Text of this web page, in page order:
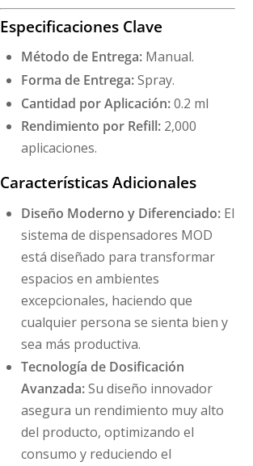
Especificaciones Clave
Método de Entrega:Manual.
Forma de Entrega:Spray.
Cantidad por Aplicación:0.2 ml
Rendimiento por Refill:2,000
aplicaciones.
Características Adicionales
Diseño Moderno y Diferenciado:El
sistema de dispensadores MOD
está diseñado para transformar
espacios en ambientes
excepcionales, haciendo que
cualquier persona se sienta bien y
sea más productiva.
Tecnología de Dosificación
Avanzada:Su diseño innovador
asegura un rendimiento muy alto
del producto, optimizando el
consumo y reduciendo el